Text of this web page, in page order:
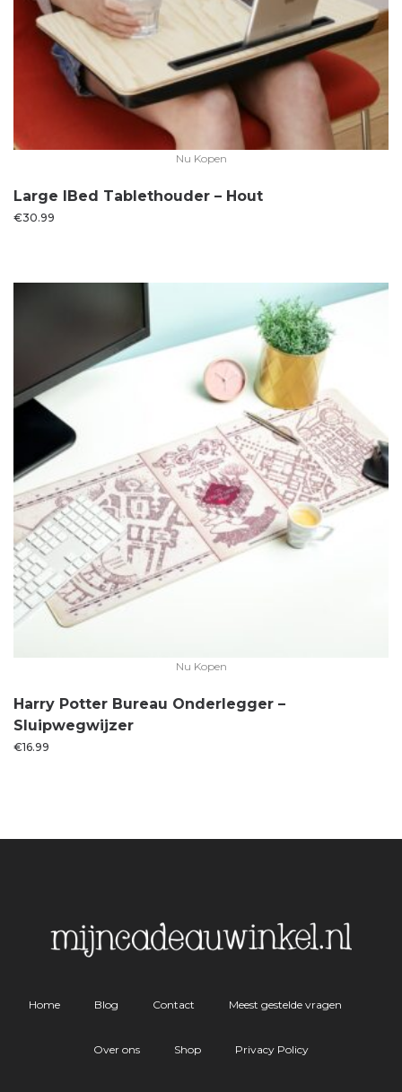
Nu Kopen
Large IBed Tablethouder – Hout
€30.99
Nu Kopen
Harry Potter Bureau Onderlegger –
Sluipwegwijzer
€16.99
Home Blog Contact Meest gestelde vragen
Over ons Shop Privacy Policy